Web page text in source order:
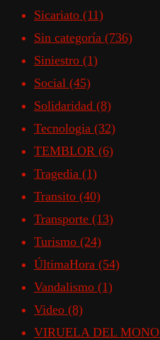
Sicariato (11)
Sin categoría (736)
Siniestro (1)
Social (45)
Solidaridad (8)
Tecnologia (32)
TEMBLOR (6)
Tragedia (1)
Transito (40)
Transporte (13)
Turismo (24)
ÚltimaHora (54)
Vandalismo (1)
Video (8)
VIRUELA DEL MONO